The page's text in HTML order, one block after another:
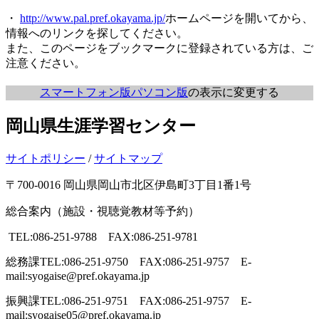
・ http://www.pal.pref.okayama.jp/ホームページを開いてから、
情報へのリンクを探してください。
また、このページをブックマークに登録されている方は、ご
注意ください。
スマートフォン版パソコン版の表示に変更する
岡山県生涯学習センター
サイトポリシー /サイトマップ
〒700-0016 岡山県岡山市北区伊島町3丁目1番1号
総合案内（施設・視聴覚教材等予約）
TEL:086-251-9788 FAX:086-251-9781
総務課TEL:086-251-9750 FAX:086-251-9757 E-
mail:syogaise@pref.okayama.jp
振興課TEL:086-251-9751 FAX:086-251-9757 E-
mail:syogaise05@pref.okayama.jp